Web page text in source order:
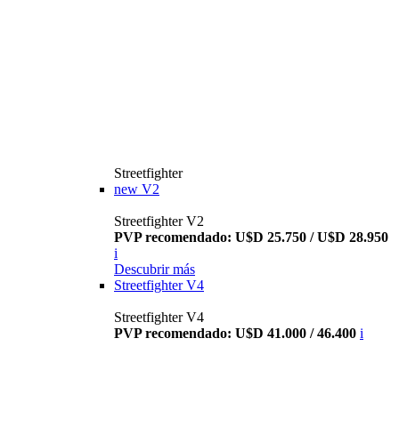
Streetfighter
new V2
Streetfighter V2
PVP recomendado: U$D 25.750 / U$D 28.950
i
Descubrir más
Streetfighter V4
Streetfighter V4
PVP recomendado: U$D 41.000 / 46.400 i